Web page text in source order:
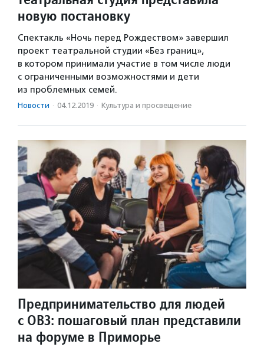
новую постановку
Спектакль «Ночь перед Рождеством» завершил
проект театральной студии «Без границ»,
в котором принимали участие в том числе люди
с ограниченными возможностями и дети
из проблемных семей.
Новости · 04.12.2019 · Культура и просвещение
Предпринимательство для людей
с ОВЗ: пошаговый план представили
на форуме в Приморье